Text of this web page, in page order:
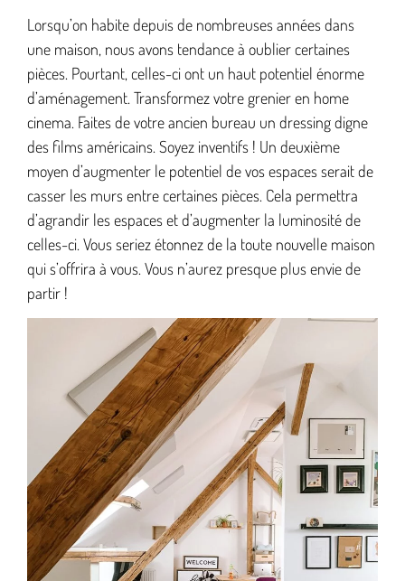
Lorsqu’on habite depuis de nombreuses années dans
une maison, nous avons tendance à oublier certaines
pièces. Pourtant, celles-ci ont un haut potentiel énorme
d’aménagement. Transformez votre grenier en home
cinema. Faites de votre ancien bureau un dressing digne
des films américains. Soyez inventifs ! Un deuxième
moyen d’augmenter le potentiel de vos espaces serait de
casser les murs entre certaines pièces. Cela permettra
d’agrandir les espaces et d’augmenter la luminosité de
celles-ci. Vous seriez étonnez de la toute nouvelle maison
qui s’offrira à vous. Vous n’aurez presque plus envie de
partir !